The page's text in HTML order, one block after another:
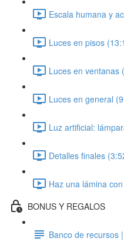
Escala humana y
Luces en pisos
Luces en ventanas
Luces en general
Luz artificial:
Detalles finales
Haz una lámina
BONUS Y REGALOS
Banco de recursos